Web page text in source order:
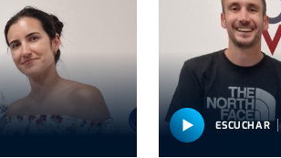
ESCUCHAR